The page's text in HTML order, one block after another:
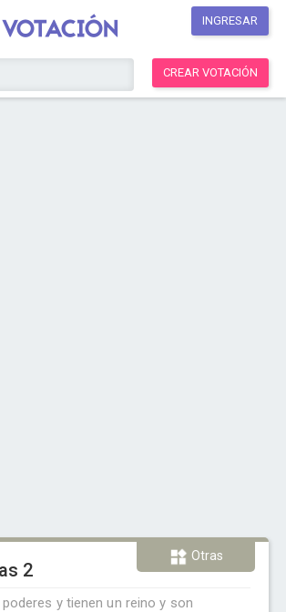
INGRESAR
CREAR VOTACIÓN
Otras
2
y tienen un reino y son